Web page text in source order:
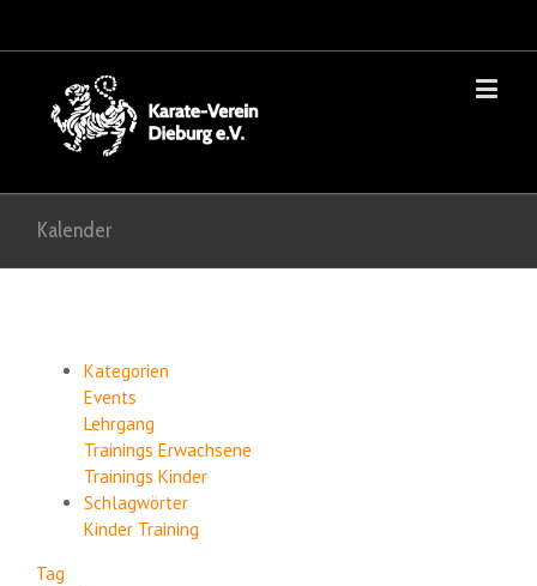
Kalender
Kategorien
Events
Lehrgang
Trainings Erwachsene
Trainings Kinder
Schlagwörter
Kinder Training
Tag